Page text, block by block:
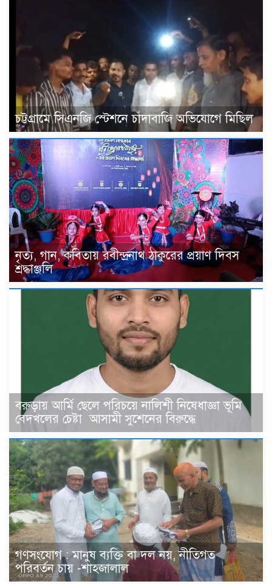
চট্টগ্রামে সিএনজি স্টেশনে চাঁদাবাজি অভিযোগে মিছিল
নৃত্য, গান, কবিতায় রবীন্দ্রনাথ ঠাকুরের প্রয়াণ দিবস
শ্রদ্ধাঞ্জলি
বরুড়ায় আর্মি ছেলে পরিচয়ে নালিশী নিষেধাজ্ঞা ভূমি
বেদখলের চেষ্টা আসামী সুশেনের বিরুদ্ধে
গণসংযোগ : মানুষ ব্যক্তি বা দল নয়, নীতিগত
পরিবর্তন চায় -শাহজালাল